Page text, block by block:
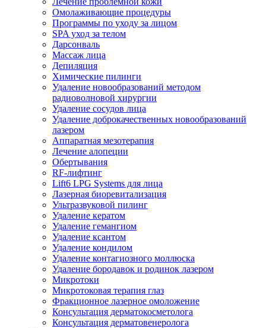
Омолаживающие процедуры
Программы по уходу за лицом
SPA уход за телом
Дарсонваль
Массаж лица
Депиляция
Химические пилинги
Удаление новообразований методом
радиоволновой хирургии
Удаление сосудов лица
Удаление доброкачественных новообразований
лазером
Аппаратная мезотерапия
Лечение алопеции
Обертывания
RF-лифтинг
Lift6 LPG Systems для лица
Лазерная биоревитализация
Ультразвуковой пилинг
Удаление кератом
Удаление гемангиом
Удаление ксантом
Удаление кондилом
Удаление контагиозного моллюска
Удаление бородавок и родинок лазером
Микротоки
Микротоковая терапия глаз
Фракционное лазерное омоложение
Консультация дерматокосметолога
Консультация дерматовенеролога